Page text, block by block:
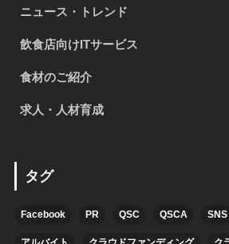
ニュース・トレンド
飲食店向けITサービス
食材のご紹介
求人・人材育成
タグ
Facebook PR QSC QSCA SNS